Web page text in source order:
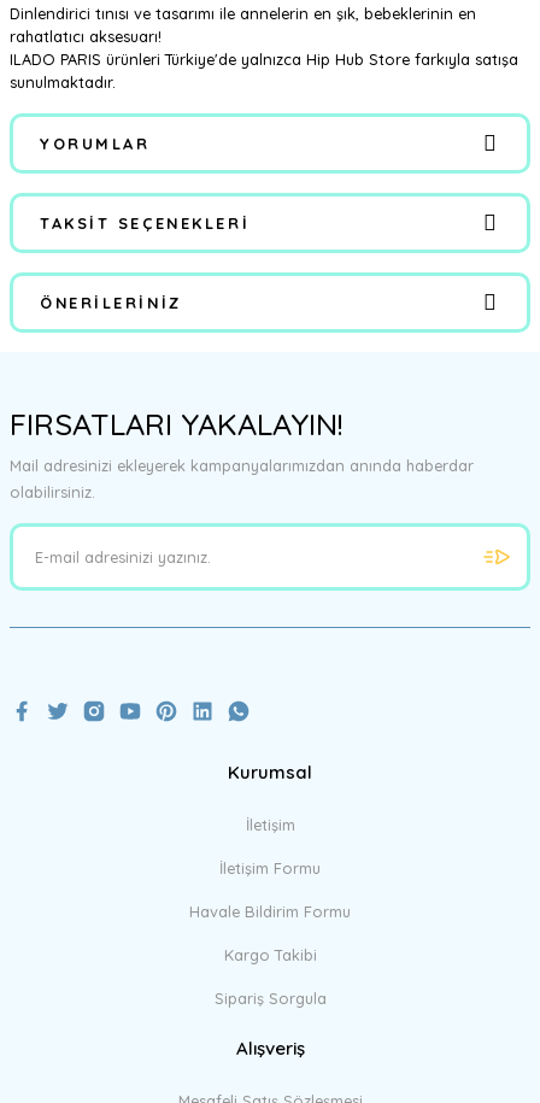
Dinlendirici tınısı ve tasarımı ile annelerin en şık, bebeklerinin en
rahatlatıcı aksesuarı!
ILADO PARIS ürünleri Türkiye'de yalnızca Hip Hub Store farkıyla satışa
sunulmaktadır.
YORUMLAR
Bu ürüne ilk yorumu siz yapın!
Yorum Yaz
TAKSIT SEÇENEKLERI
ÖNERILERINIZ
tarafımıza iletebilirsiniz.
Görüş ve önerileriniz için teşekkür ederiz.
Ürün resmi kalitesiz, bozuk veya görüntülenemiyor.
Ürün bilgilerinde hatalar bulunuyor.
FIRSATLARI YAKALAYIN!
Mail adresinizi ekleyerek kampanyalarımızdan anında haberdar
olabilirsiniz.
Kurumsal
İletişim
İletişim Formu
Havale Bildirim Formu
Kargo Takibi
Sipariş Sorgula
Alışveriş